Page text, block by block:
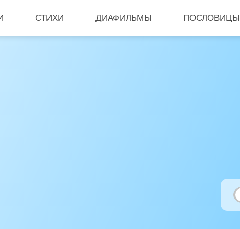
СТИХИ ДИАФИЛЬМЫ ПОСЛОВИЦЫ